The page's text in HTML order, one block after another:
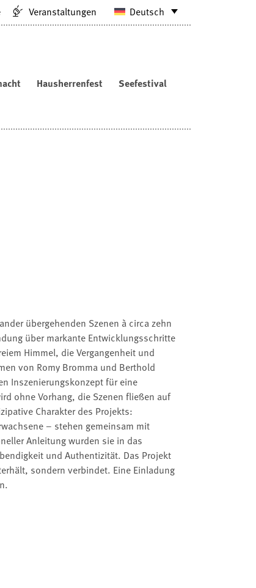
Deutsch
Veranstaltungen
Hausherrenfest Seefestival
übergehenden Szenen à circa zehn
über markante Entwicklungsschritte
Himmel, die Vergangenheit und
von Romy Bromma und Berthold
Inszenierungskonzept für eine
ohne Vorhang, die Szenen fließen auf
Charakter des Projekts:
– stehen gemeinsam mit
Anleitung wurden sie in das
und Authentizität. Das Projekt
sondern verbindet. Eine Einladung